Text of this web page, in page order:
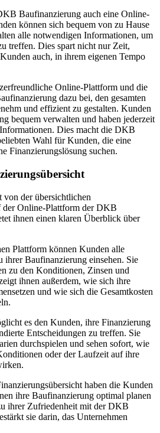
Baufinanzierung auch eine Online-
können sich bequem von zu Hause
alle notwendigen Informationen, um
treffen. Dies spart nicht nur Zeit,
auch, in ihrem eigenen Tempo
Online-Plattform und die
dazu bei, den gesamten
und effizient zu gestalten. Kunden
bequem verwalten und haben jederzeit
Dies macht die DKB
Wahl für Kunden, die eine
Finanzierungslösung suchen.
von der übersichtlichen
der Online-Plattform der DKB
ihnen einen klaren Überblick über
Plattform können Kunden alle
Baufinanzierung einsehen. Sie
zu den Konditionen, Zinsen und
ihnen außerdem, wie sich ihre
und wie sich die Gesamtkosten
es den Kunden, ihre Finanzierung
Entscheidungen zu treffen. Sie
durchspielen und sehen sofort, wie
oder der Laufzeit auf ihre
haben die Kunden
ihre Baufinanzierung optimal planen
ihrer Zufriedenheit mit der DKB
sie darin, das Unternehmen